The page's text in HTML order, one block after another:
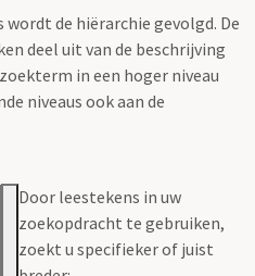
de hiërarchie gevolgd. De
deel uit van de beschrijving
in een hoger niveau
niveaus ook aan de
Door leestekens in uw
zoekopdracht te gebruiken,
zoekt u specifieker of juist